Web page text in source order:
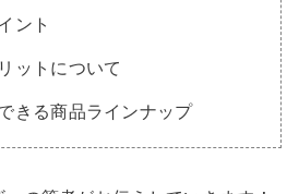
ント
ットについて
きる商品ラインナップ